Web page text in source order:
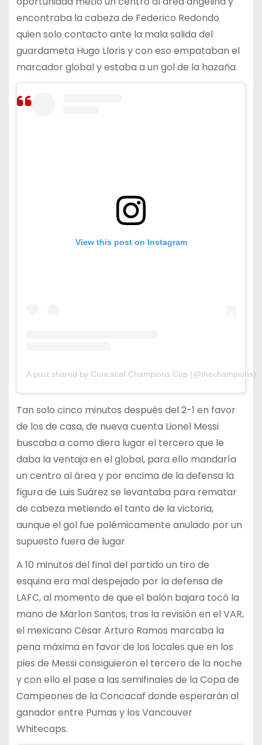
encontraba la cabeza de Federico Redondo
quien solo contacto ante la mala salida del
guardameta Hugo Lloris y con eso empataban el
marcador global y estaba a un gol de la hazaña.
View this post on Instagram
A post shared by Concacaf Champions Cup (@thechampions)
Tan solo cinco minutos después del 2-1 en favor
de los de casa, de nueva cuenta Lionel Messi
buscaba a como diera lugar el tercero que le
daba la ventaja en el global, para ello mandaría
un centro al área y por encima de la defensa la
figura de Luis Suárez se levantaba para rematar
de cabeza metiendo el tanto de la victoria,
aunque el gol fue polémicamente anulado por un
supuesto fuera de lugar
A 10 minutos del final del partido un tiro de
esquina era mal despejado por la defensa de
LAFC, al momento de que el balón bajara tocó la
mano de Marlon Santos, tras la revisión en el VAR,
el mexicano César Arturo Ramos marcaba la
pena máxima en favor de los locales que en los
pies de Messi consiguieron el tercero de la noche
y con ello el pase a las semifinales de la Copa de
Campeones de la Concacaf donde esperarán al
ganador entre Pumas y los Vancouver
Whitecaps.